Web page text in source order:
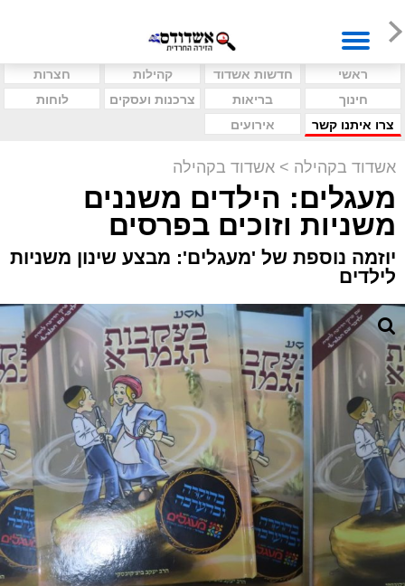
ראשי חדשות אשדוד קהילות
חצרות
חינוך
בריאות צרכנות ועסקים
לוחות
צרו איתנו קשר
אירועים
אשדוד בקהילה > אשדוד בקהילה
מעגלים: הילדים משננים
משניות וזוכים בפרסים
יוזמה נוספת של 'מעגלים': מבצע שינון משניות
לילדים